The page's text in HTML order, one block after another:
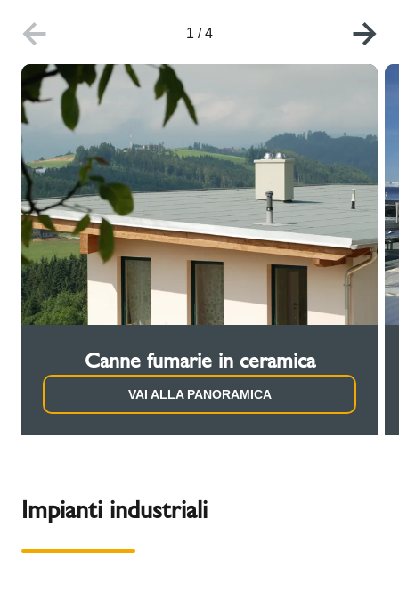
1 /4
Canne fumarie in ceramica
VAI ALLA PANORAMICA
Impianti industriali